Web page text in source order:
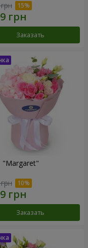
Заказать
"Margaret"
Заказать